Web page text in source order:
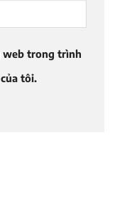
web trong trình
tôi.